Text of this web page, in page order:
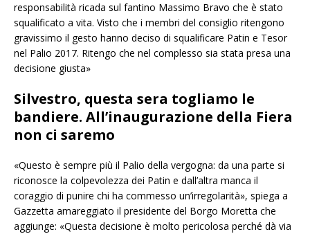
responsabilità ricada sul fantino Massimo Bravo che è stato
squalificato a vita. Visto che i membri del consiglio ritengono
gravissimo il gesto hanno deciso di squalificare Patin e Tesor
nel Palio 2017. Ritengo che nel complesso sia stata presa una
decisione giusta»
Silvestro, questa sera togliamo le
bandiere. All’inaugurazione della Fiera
non ci saremo
«Questo è sempre più il Palio della vergogna: da una parte si
riconosce la colpevolezza dei Patin e dall’altra manca il
coraggio di punire chi ha commesso un’irregolarità», spiega a
Gazzetta amareggiato il presidente del Borgo Moretta che
aggiunge: «Questa decisione è molto pericolosa perché dà via